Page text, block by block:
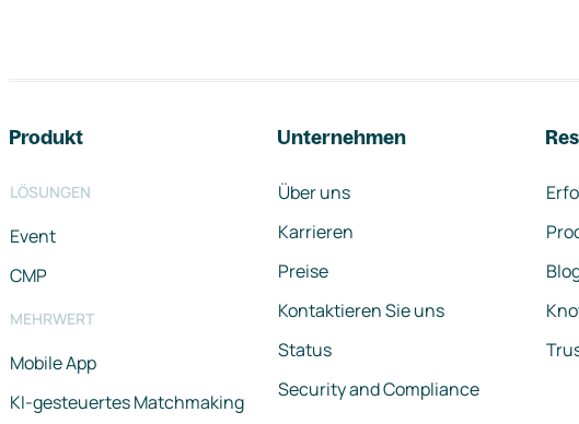
Produkt
LÖSUNGEN
Event
CMP
MEHRWERT
Mobile App
KI-gesteuertes Matchmaking
Unternehmen
Über uns
Karrieren
Preise
Kontaktieren Sie uns
Status
Security and Compliance